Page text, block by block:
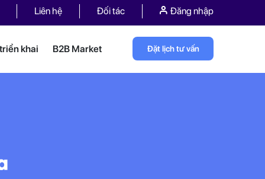
Liên hệ Đối tác Đăng nhập
khai B2B Market Đặt lịch tư vấn